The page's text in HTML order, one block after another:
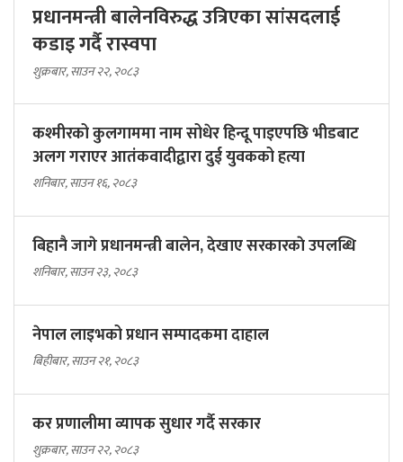
प्रधानमन्त्री बालेनविरुद्ध उत्रिएका सांसदलाई
कडाइ गर्दै रास्वपा
शुक्रबार, साउन २२, २०८३
कश्मीरको कुलगाममा नाम सोधेर हिन्दू पाइएपछि भीडबाट
अलग गराएर आतंकवादीद्वारा दुई युवकको हत्या
शनिबार, साउन १६, २०८३
बिहानै जागे प्रधानमन्त्री बालेन, देखाए सरकारकाे उपलब्धि
शनिबार, साउन २३, २०८३
नेपाल लाइभको प्रधान सम्पादकमा दाहाल
बिहीबार, साउन २१, २०८३
कर प्रणालीमा व्यापक सुधार गर्दै सरकार
शुक्रबार, साउन २२, २०८३